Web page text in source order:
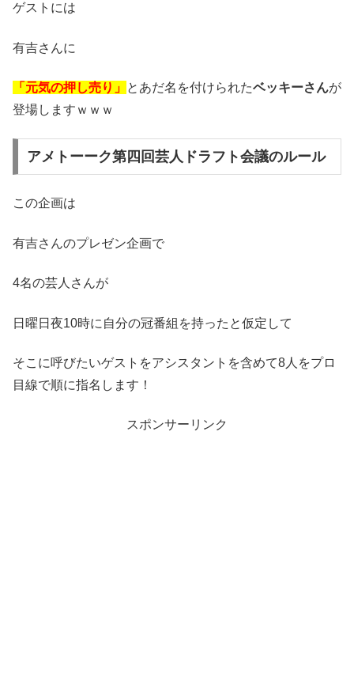
ゲストには
有吉さんに
「元気の押し売り」 とあだ名を付けられたベッキーさんが
登場しますｗｗｗ
アメトーーク第四回芸人ドラフト会議のルール
この企画は
有吉さんのプレゼン企画で
4名の芸人さんが
日曜日夜10時に自分の冠番組を持ったと仮定して
そこに呼びたいゲストをアシスタントを含めて8人をプロ
目線で順に指名します！
スポンサーリンク